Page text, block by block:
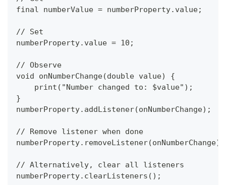
final numberValue = numberProperty.value;
// Set
numberProperty.value = 10;
// Observe
void onNumberChange(double value) {
    print("Number changed to: $value");
}
numberProperty.addListener(onNumberChange);
// Remove listener when done
numberProperty.removeListener(onNumberChange);
// Alternatively, clear all listeners
numberProperty.clearListeners();